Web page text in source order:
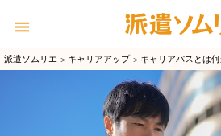
派遣ソムリエ キャリアアップ キャリアパスとは